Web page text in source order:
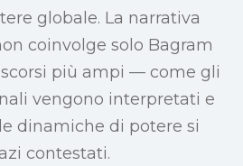
globale. La narrativa
coinvolge solo Bagram
più ampi — come gli
vengono interpretati e
dinamiche di potere si
contestati.